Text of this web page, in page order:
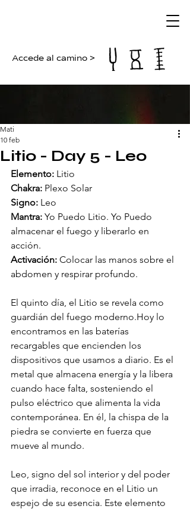
Accede al camino >
Litio - Day 5 - Leo
Mati
10 feb
Elemento: Litio
Chakra: Plexo Solar
Signo: Leo
Mantra: Yo Puedo Litio. Yo Puedo
almacenar el fuego y liberarlo en
acción.
Activación: Colocar las manos sobre el
abdomen y respirar profundo.
El quinto día, el Litio se revela como
guardián del fuego moderno.Hoy lo
encontramos en las baterías
recargables que encienden los
dispositivos que usamos a diario. Es el
metal que almacena energía y la libera
cuando hace falta, sosteniendo el
pulso eléctrico que alimenta la vida
contemporánea. En él, la chispa de la
piedra se convierte en fuerza que
mueve al mundo.
Leo, signo del sol interior y del poder
que irradia, reconoce en el Litio un
espejo de su esencia. Este elemento